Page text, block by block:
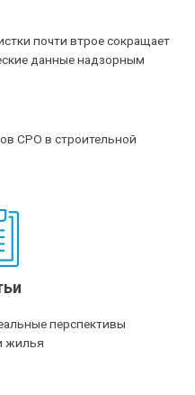
почти втрое сокращает
данные надзорным
СРО в строительной
перспективы
жилья